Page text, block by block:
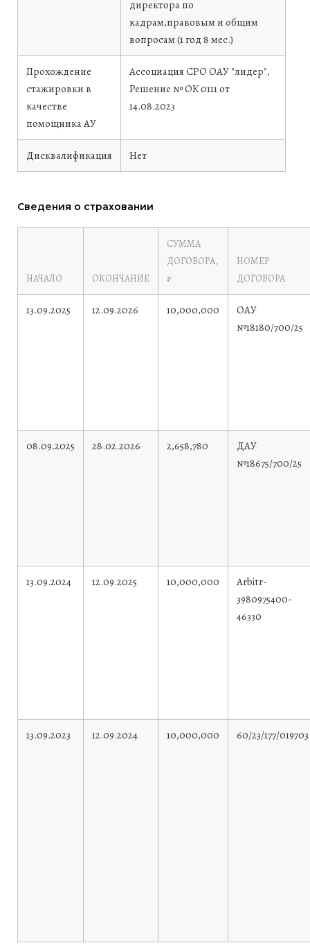
директора по
кадрам,правовым и общим
вопросам (1 год 8 мес.)
Прохождение
стажировки в
качестве
помощника АУ
Ассоциация СРО ОАУ "лидер",
Решение № ОК 0111 от
14.08.2023
Дисквалификация Нет
Сведения о страховании
НАЧАЛО ОКОНЧАНИЕ
СУММА
ДОГОВОРА,
₽
НОМЕР
ДОГОВОРА
13.09.2025 12.09.2026 10,000,000
ОАУ
№18180/700/25
08.09.2025 28.02.2026 2,658,780
ДАУ
№18675/700/25
13.09.2024 12.09.2025 10,000,000
Arbitr-
3980975400-
46330
13.09.2023 12.09.2024 10,000,000 60/23/177/019703